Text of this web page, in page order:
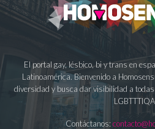
El portal gay, lésbico, bi y trans en
Latinoamérica. Bienvenido a
diversidad y busca dar visibilidad a
Contáctanos: